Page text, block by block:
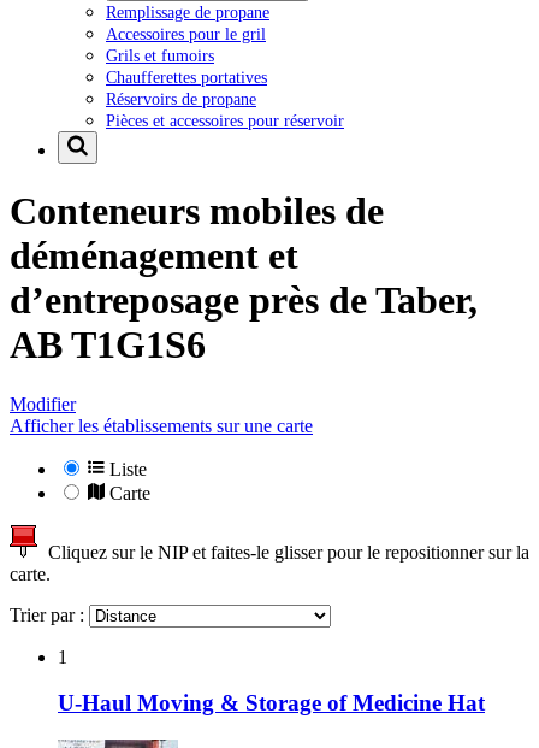
Remplissage de propane
Accessoires pour le gril
Grils et fumoirs
Chaufferettes portatives
Réservoirs de propane
Pièces et accessoires pour réservoir
Conteneurs mobiles de
déménagement et
d’entreposage près deTaber,
AB T1G1S6
Modifier
Afficher les établissements sur une carte
Liste
Carte
Cliquez sur le NIP et faites-le glisser pour le repositionner sur la
carte.
Trier par :
1
U-Haul Moving & Storage of Medicine Hat